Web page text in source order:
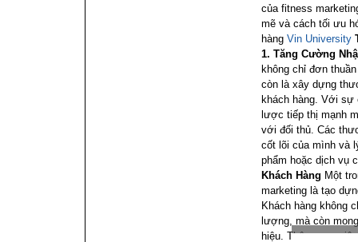
của fitness
mẽ và cách tối ưu
hàng Vin University
1. Tăng Cường
không chỉ đơn
còn là xây dựng
khách hàng. Với sự
lược tiếp thị mạnh
với đối thủ. Các
cốt lõi của mình và
phẩm hoặc dịch vụ
Khách Hàng Một
marketing là tạo
Khách hàng không
lượng, mà còn
hiệu. Thông qua